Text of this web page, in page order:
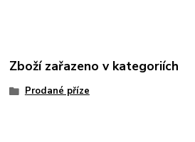
Zboží zařazeno v kategoriích
Prodané příze